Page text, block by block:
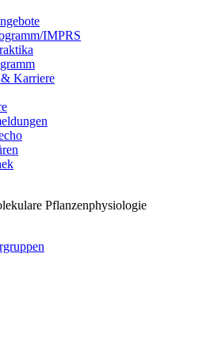
IMPRS
Karriere
Pflanzenphysiologie